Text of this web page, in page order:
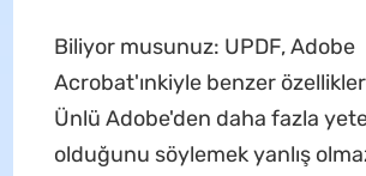
Biliyor musunuz: UPDF, Adobe
Acrobat'ınkiyle benzer
Ünlü Adobe'den daha fazla
olduğunu söylemek yanlış